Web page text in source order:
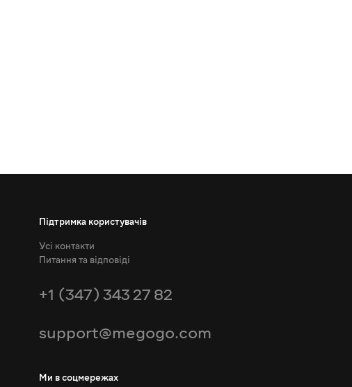
Підтримка користувачів
Усі контакти
Питання та відповіді
+1 (347) 343 27 82
support@megogo.com
Ми в соцмережах